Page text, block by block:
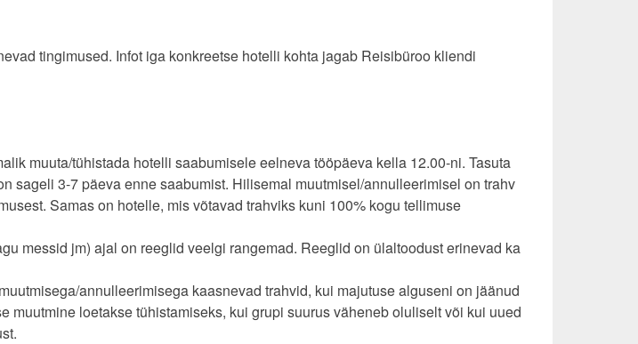
tingimused. Infot iga konkreetse hotelli kohta jagab Reisibüroo kliendi
muuta/tühistada hotelli saabumisele eelneva tööpäeva kella 12.00-ni. Tasuta
sageli 3-7 päeva enne saabumist. Hilisemal muutmisel/annulleerimisel on trahv
Samas on hotelle, mis võtavad trahviks kuni 100% kogu tellimuse
messid jm) ajal on reeglid veelgi rangemad. Reeglid on ülaltoodust erinevad ka
annulleerimisega kaasnevad trahvid, kui majutuse alguseni on jäänud
muutmine loetakse tühistamiseks, kui grupi suurus väheneb oluliselt või kui uued